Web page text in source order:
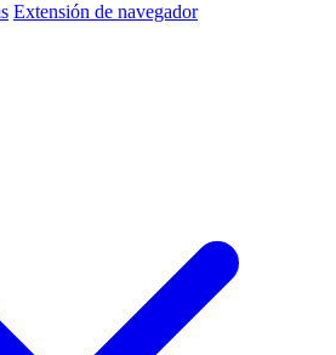
Extensión de navegador